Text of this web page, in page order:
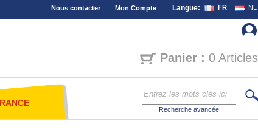
Langue: FR NL
Nous contacter Mon Compte
Panier : 0 Articles
Recherche avancée